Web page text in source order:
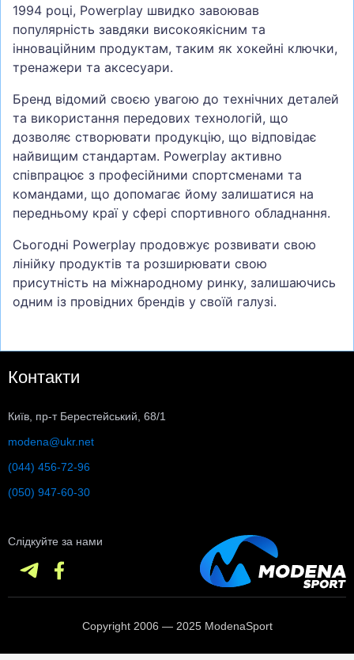
1994 році, Powerplay швидко завоював
популярність завдяки високоякісним та
інноваційним продуктам, таким як хокейні ключки,
тренажери та аксесуари.
Бренд відомий своєю увагою до технічних деталей
та використання передових технологій, що
дозволяє створювати продукцію, що відповідає
найвищим стандартам. Powerplay активно
співпрацює з професійними спортсменами та
командами, що допомагає йому залишатися на
передньому краї у сфері спортивного обладнання.
Сьогодні Powerplay продовжує розвивати свою
лінійку продуктів та розширювати свою
присутність на міжнародному ринку, залишаючись
одним із провідних брендів у своїй галузі.
Контакти
Київ, пр-т Берестейський, 68/1
modena@ukr.net
(044) 456-72-96
(050) 947-60-30
Слідкуйте за нами
Copyright 2006 — 2025 ModenaSport